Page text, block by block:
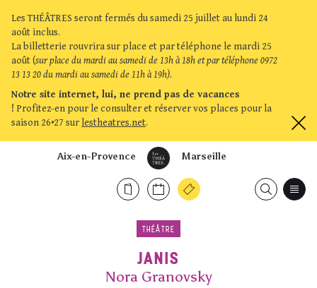
Les THÉÂTRES seront fermés du samedi 25 juillet au lundi 24
août inclus.
La billetterie rouvrira sur place et par téléphone le mardi 25
août (sur place du mardi au samedi de 13h à 18h et par téléphone 0972
13 13 20 du mardi au samedi de 11h à 19h).
Notre site internet, lui, ne prend pas de vacances
! Profitez-en pour le consulter et réserver vos places pour la
saison 26•27 sur lestheatres.net.
Marseille
Aix-en-Provence
THÉÂTRE
JANIS
Nora Granovsky